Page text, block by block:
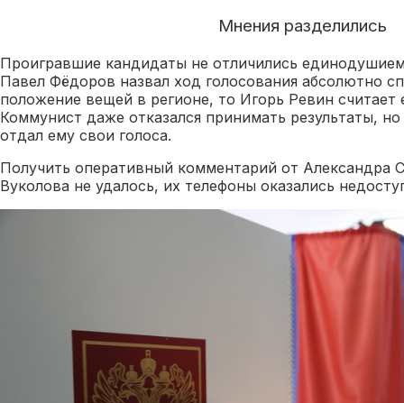
Мнения разделились
Проигравшие кандидаты не отличились
Павел Фёдоров назвал ход голосования абсолютно
положение вещей в регионе, то Игорь Ревин считает
Коммунист даже отказался принимать результаты,
отдал ему свои голоса.
Получить оперативный комментарий от Александра
Вуколова не удалось, их телефоны оказались